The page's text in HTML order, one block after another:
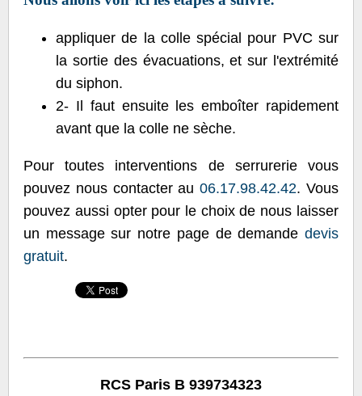
appliquer de la colle spécial pour PVC sur
la sortie des évacuations, et sur l'extrémité
du siphon.
2- Il faut ensuite les emboîter rapidement
avant que la colle ne sèche.
Pour toutes interventions de serrurerie vous
pouvez nous contacter au06.17.98.42.42. Vous
pouvez aussi opter pour le choix de nous laisser
un message sur notre page de demande devis
gratuit.
RCS Paris B 939734323